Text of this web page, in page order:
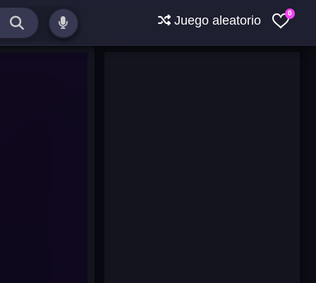
0
Juego aleatorio